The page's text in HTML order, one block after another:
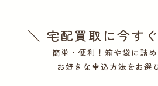
＼ 宅配買取に今す
簡単・便利！箱や袋に詰め
お好きな申込方法をお選